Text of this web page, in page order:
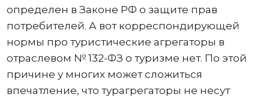
определен в Законе РФ о защите прав
потребителей. А вот корреспондирующей
нормы про туристические агрегаторы в
отраслевом № 132-ФЗ о туризме нет. По этой
причине у многих может сложиться
впечатление, что турагрегаторы не несут